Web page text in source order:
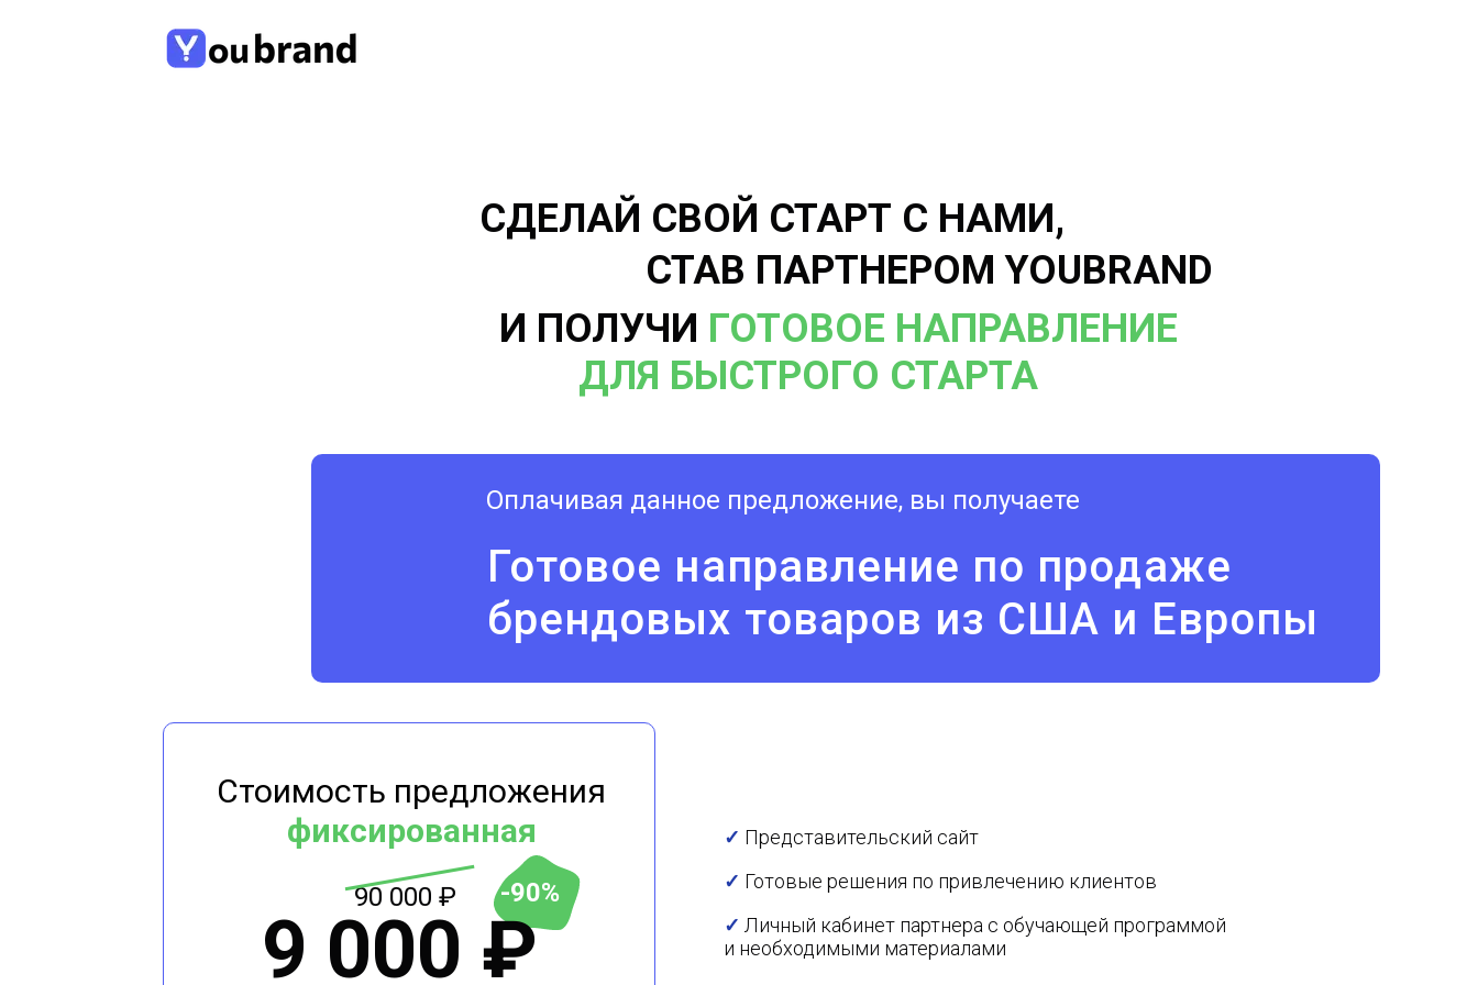
Стоимость предложения
фиксированная
✓ Личный кабинет партнера с обучающей программой
и необходимыми материалами
✓ Готовые решения по привлечению клиентов
✓ Представительский сайт
Готовое направление по продаже
брендовых товаров из США и Европы
Оплачивая данное предложение, вы получаете
И ПОЛУЧИ ГОТОВОЕ НАПРАВЛЕНИЕ
ДЛЯ БЫСТРОГО СТАРТА
СТАВ ПАРТНЕРОМ YOUBRAND
СДЕЛАЙ СВОЙ СТАРТ С НАМИ,
9 000 ₽
90 000 ₽ -90%